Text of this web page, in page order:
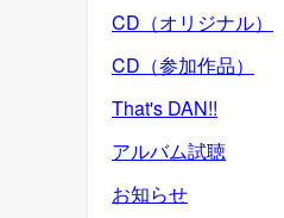
CD（オリジナル）
CD（参加作品）
That's DAN!!
アルバム試聴
お知らせ